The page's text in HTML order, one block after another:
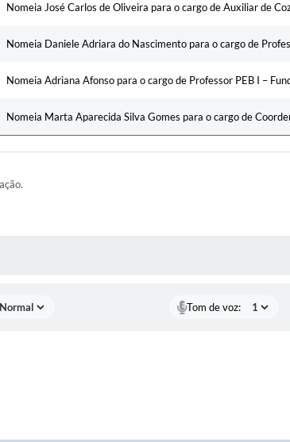
Nomeia José Carlos de Oliveira para o cargo de Auxiliar de
Nomeia Daniele Adriara do Nascimento para o cargo de
Nomeia Adriana Afonso para o cargo de Professor PEB I –
Nomeia Marta Aparecida Silva Gomes para o cargo de
Tom de voz: